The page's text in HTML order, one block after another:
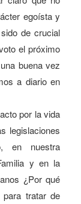
egoísta y
de crucial
el próximo
buena vez
a diario en
por la vida
legislaciones
en nuestra
y en la
¿Por qué
tratar de